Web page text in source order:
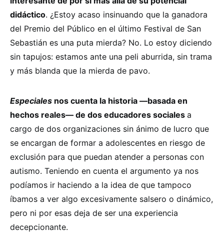
didáctico. ¿Estoy acaso insinuando que la ganadora
del Premio del Público en el último Festival de San
Sebastián es una puta mierda? No. Lo estoy diciendo
sin tapujos: estamos ante una peli aburrida, sin trama
y más blanda que la mierda de pavo.
Especiales nos cuenta la historia —basada en
hechos reales— de dos educadores sociales a
cargo de dos organizaciones sin ánimo de lucro que
se encargan de formar a adolescentes en riesgo de
exclusión para que puedan atender a personas con
autismo. Teniendo en cuenta el argumento ya nos
podíamos ir haciendo a la idea de que tampoco
íbamos a ver algo excesivamente salsero o dinámico,
pero ni por esas deja de ser una experiencia
decepcionante.